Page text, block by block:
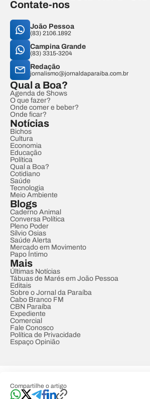
Compartilhe o artigo
Contate-nos
João Pessoa
(83) 2106.1892
Campina Grande
(83) 3315-3204
Redação
jornalismo@jornaldaparaiba.com.br
Qual a Boa?
Agenda de Shows
O que fazer?
Onde comer e beber?
Onde ficar?
Notícias
Bichos
Cultura
Economia
Educação
Política
Qual a Boa?
Cotidiano
Saúde
Tecnologia
Meio Ambiente
Blogs
Caderno Animal
Conversa Política
Pleno Poder
Sílvio Osias
Saúde Alerta
Mercado em Movimento
Papo Íntimo
Mais
Últimas Notícias
Tábuas de Marés em João Pessoa
Editais
Sobre o Jornal da Paraíba
Cabo Branco FM
CBN Paraíba
Expediente
Comercial
Fale Conosco
Política de Privacidade
Espaço Opinião
Developed by Designed by